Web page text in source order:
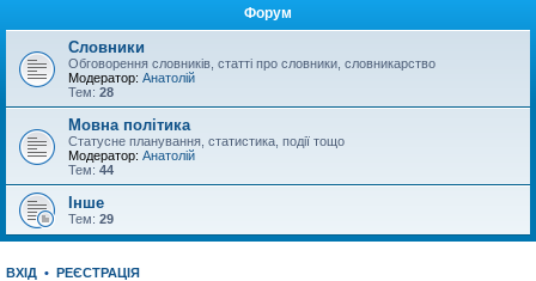
Форум
Словники
Обговорення словників, статті про словники, словникарство
Модератор: Анатолій
Тем: 28
Мовна політика
Статусне планування, статистика, події тощо
Модератор: Анатолій
Тем: 44
Інше
Тем: 29
ВХІД • РЕЄСТРАЦІЯ